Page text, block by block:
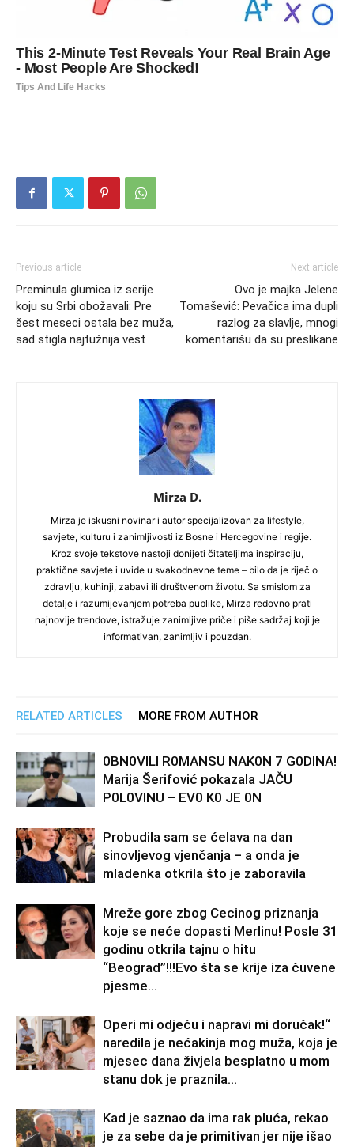
Previous article
Preminula glumica iz serije
koju su Srbi obožavali: Pre
šest meseci ostala bez muža,
sad stigla najtužnija vest
Next article
Ovo je majka Jelene
Tomašević: Pevačica ima dupli
razlog za slavlje, mnogi
komentarišu da su preslikane
Mirza D.
Mirza je iskusni novinar i autor specijalizovan za lifestyle,
savjete, kulturu i zanimljivosti iz Bosne i Hercegovine i regije.
Kroz svoje tekstove nastoji donijeti čitateljima inspiraciju,
praktične savjete i uvide u svakodnevne teme – bilo da je riječ o
zdravlju, kuhinji, zabavi ili društvenom životu. Sa smislom za
detalje i razumijevanjem potreba publike, Mirza redovno prati
najnovije trendove, istražuje zanimljive priče i piše sadržaj koji je
informativan, zanimljiv i pouzdan.
RELATED ARTICLES MORE FROM AUTHOR
0BN0VlLl R0MANSU NAK0N 7 G0DlNA!
Marija Šerifović pokazala JAČU
P0L0VINU – EV0 K0 JE 0N
Probudila sam se ćelava na dan
sinovljevog vjenčanja – a onda je
mladenka otkrila što je zaboravila
Mreže gore zbog Cecinog priznanja
koje se neće dopasti Merlinu! Posle 31
godinu otkrila tajnu o hitu
“Beograd”!!!Evo šta se krije iza čuvene
pjesme...
Operi mi odjeću i napravi mi doručak!“
naredila je nećakinja mog muža, koja je
mjesec dana živjela besplatno u mom
stanu dok je praznila...
Kad je saznao da ima rak pluća, rekao
je za sebe da je primitivan jer nije išao